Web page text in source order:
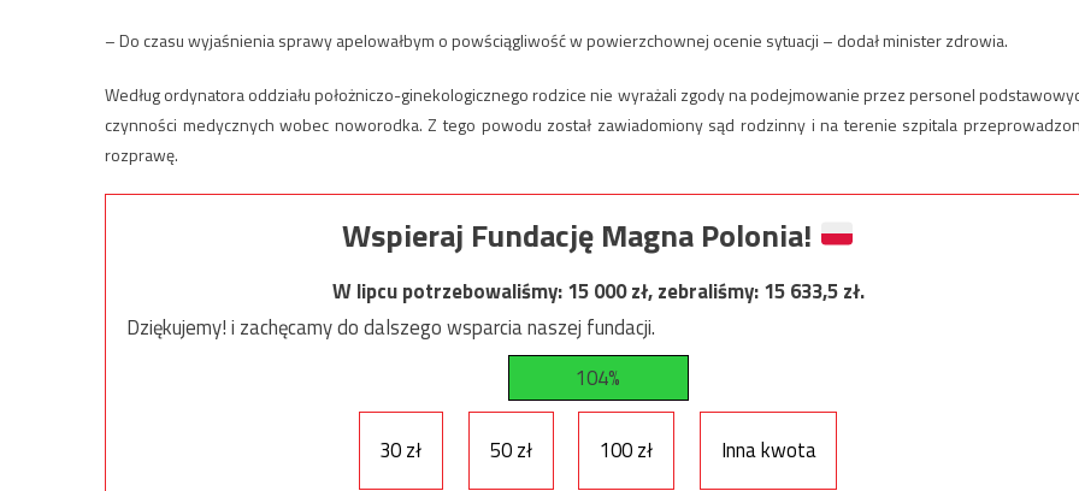
– Do czasu wyjaśnienia sprawy apelowałbym o powściągliwość w powierzchownej ocenie sytuacji – dodał minister zdrowia.
Według ordynatora oddziału położniczo-ginekologicznego rodzice nie wyrażali zgody na podejmowanie przez personel
czynności medycznych wobec noworodka. Z tego powodu został zawiadomiony sąd rodzinny i na terenie szpitala
rozprawę.
Wspieraj Fundację Magna Polonia!
W lipcu potrzebowaliśmy:15 000zł, zebraliśmy:15 633,5zł.
Dziękujemy! i zachęcamy do dalszego wsparcia naszej fundacji.
104%
30 zł 50 zł 100 zł
Inna kwota